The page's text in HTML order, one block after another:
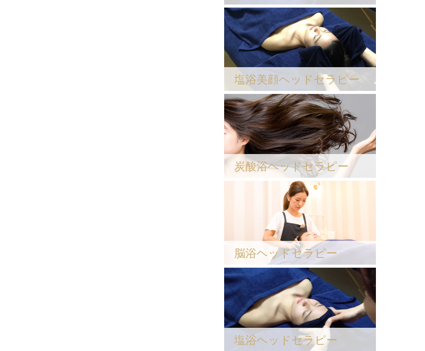
塩浴美顔ヘッドセラピー
炭酸浴ヘッドセラピー
脳浴ヘッドセラピー
塩浴ヘッドセラピー